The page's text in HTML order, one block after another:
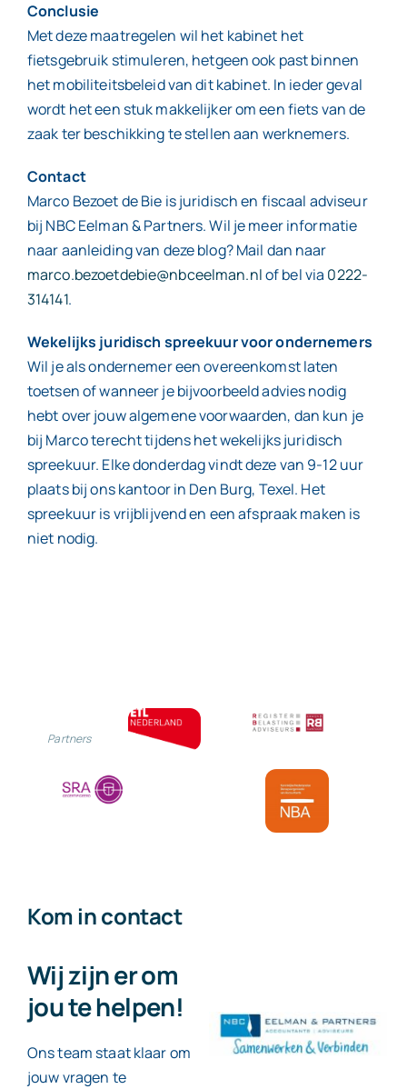
Conclusie
Met deze maatregelen wil het kabinet het
fietsgebruik stimuleren, hetgeen ook past binnen
het mobiliteitsbeleid van dit kabinet. In ieder geval
wordt het een stuk makkelijker om een fiets van de
zaak ter beschikking te stellen aan werknemers.
Contact
Marco Bezoet de Bie is juridisch en fiscaal adviseur
bij NBC Eelman & Partners. Wil je meer informatie
naar aanleiding van deze blog? Mail dan naar
marco.bezoetdebie@nbceelman.nlof bel via 0222-
314141.
Wekelijks juridisch spreekuur voor ondernemers
Wil je als ondernemer een overeenkomst laten
toetsen of wanneer je bijvoorbeeld advies nodig
hebt over jouw algemene voorwaarden, dan kun je
bij Marco terecht tijdens het wekelijks juridisch
spreekuur. Elke donderdag vindt deze van 9-12 uur
plaats bij ons kantoor in Den Burg, Texel. Het
spreekuur is vrijblijvend en een afspraak maken is
niet nodig.
Partners
Kom in contact
Wij zijn er om
jou te helpen!
Ons team staat klaar om
jouw vragen te